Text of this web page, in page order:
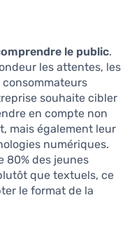
le public.
les attentes, les
souhaite cibler
en compte non
mais également leur
numériques.
80% des jeunes
que textuels, ce
le format de la